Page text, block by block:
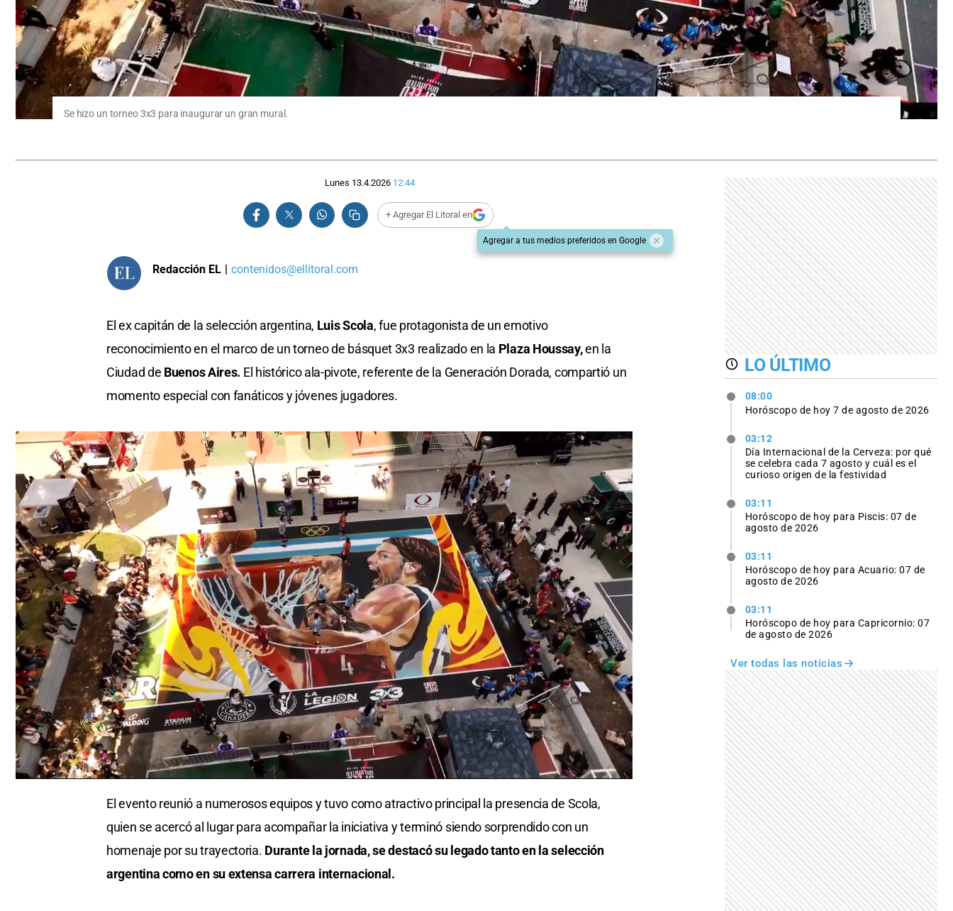
Se hizo un torneo 3x3 para inaugurar un gran mural.
Lunes 13.4.2026 12:44
+ Agregar El Litoral en
Agregar a tus medios preferidos en Google
Redacción EL | contenidos@ellitoral.com
El ex capitán de la selección argentina, Luis Scola, fue protagonista de un emotivo
reconocimiento en el marco de un torneo de básquet 3x3 realizado en la Plaza Houssay,en la
Ciudad de Buenos Aires. El histórico ala-pivote, referente de la Generación Dorada, compartió un
momento especial con fanáticos y jóvenes jugadores.
El evento reunió a numerosos equipos y tuvo como atractivo principal la presencia de Scola,
quien se acercó al lugar para acompañar la iniciativa y terminó siendo sorprendido con un
homenaje por su trayectoria. Durante la jornada, se destacó su legado tanto en la selección
argentina como en su extensa carrera internacional.
LO ÚLTIMO
08:00
Horóscopo de hoy 7 de agosto de 2026
03:12
Día Internacional de la Cerveza: por qué
se celebra cada 7 agosto y cuál es el
curioso origen de la festividad
03:11
Horóscopo de hoy para Piscis: 07 de
agosto de 2026
03:11
Horóscopo de hoy para Acuario: 07 de
agosto de 2026
03:11
Horóscopo de hoy para Capricornio: 07
de agosto de 2026
Ver todas las noticias